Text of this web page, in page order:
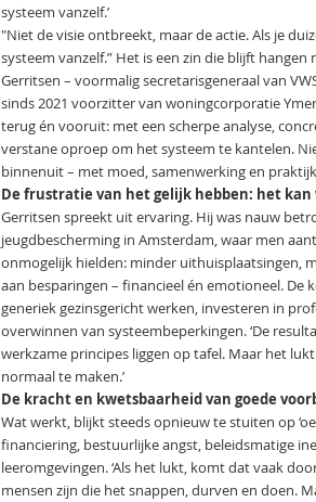
systeem vanzelf.’
"Niet de visie ontbreekt, maar de actie. Als je
systeem vanzelf.” Het is een zin die blijft
Gerritsen – voormalig secretarisgeneraal van
sinds 2021 voorzitter van woningcorporatie
terug én vooruit: met een scherpe analyse,
verstane oproep om het systeem te kantelen.
binnenuit – met moed, samenwerking en
De frustratie van het gelijk hebben: het kan
Gerritsen spreekt uit ervaring. Hij was nauw
jeugdbescherming in Amsterdam, waar men
onmogelijk hielden: minder uithuisplaatsingen,
aan besparingen – financieel én emotioneel. De
generiek gezinsgericht werken, investeren in
overwinnen van systeembeperkingen. ‘De
werkzame principes liggen op tafel. Maar het
normaal te maken.’
De kracht en kwetsbaarheid van goede
Wat werkt, blijkt steeds opnieuw te stuiten op
financiering, bestuurlijke angst, beleidsmatige
leeromgevingen. ‘Als het lukt, komt dat vaak
mensen zijn die het snappen, durven en doen.